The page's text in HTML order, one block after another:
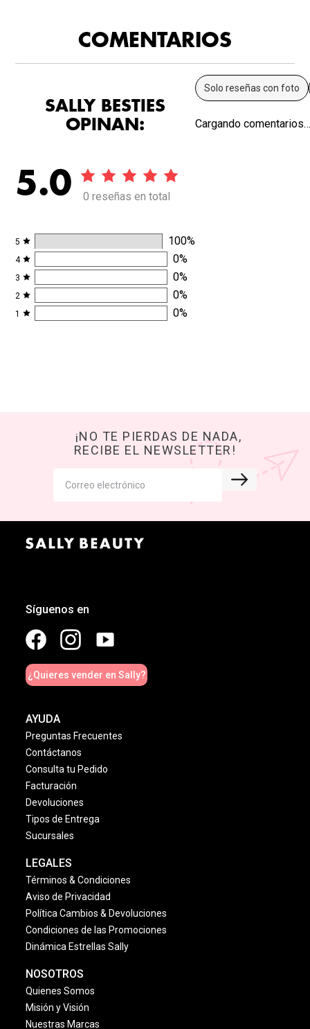
COMENTARIOS
SALLY BESTIES
OPINAN:
5.0 0 reseñas en total
5 100%
4 0%
3 0%
2 0%
1 0%
Solo reseñas con foto
Cargando
¡NO TE PIERDAS DE NADA,
RECIBE EL NEWSLETTER!
Síguenos en
¿Quieres vender en Sally?
AYUDA
Preguntas Frecuentes
Contáctanos
Consulta tu Pedido
Facturación
Devoluciones
Tipos de Entrega
Sucursales
LEGALES
Términos & Condiciones
Aviso de Privacidad
Política Cambios & Devoluciones
Condiciones de las Promociones
Dinámica Estrellas Sally
NOSOTROS
Quienes Somos
Misión y Visión
Nuestras Marcas